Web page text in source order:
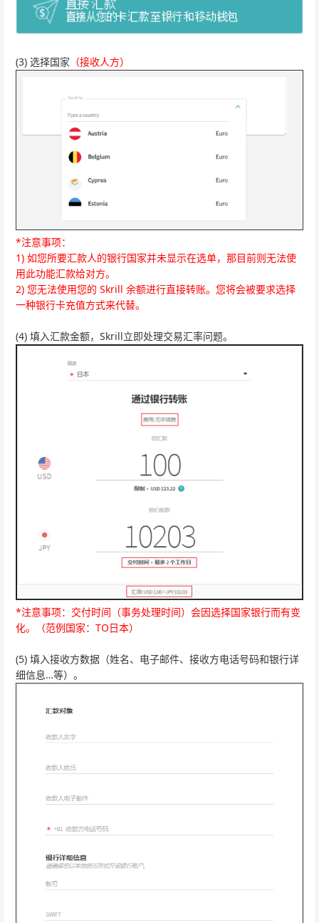
(3) 选择国家 （接收人方）
*注意事项：
1) 如您所要汇款人的银行国家并未显示在选单，那目前则无法使
用此功能汇款给对方。
2) 您无法使用您的 Skrill 余额进行直接转账。您将会被要求选择
一种银行卡充值方式来代替。
(4) 填入汇款金额，Skrill立即处理交易汇率问题。
*注意事项：交付时间（事务处理时间）会因选择国家银行而有变
化。（范例国家：TO日本）
(5) 填入接收方数据（姓名、电子邮件、接收方电话号码和银行详
细信息…等）。